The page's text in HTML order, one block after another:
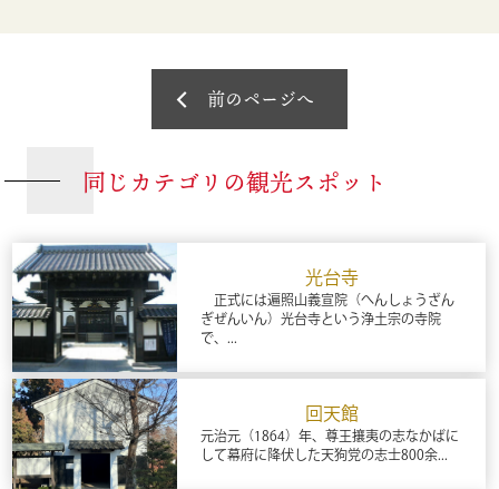
前のページへ
同じカテゴリの観光スポット
光台寺
正式には遍照山義宣院（へんしょうざん
ぎぜんいん）光台寺という浄土宗の寺院
で、...
回天館
元治元（1864）年、尊王攘夷の志なかばに
して幕府に降伏した天狗党の志士800余...